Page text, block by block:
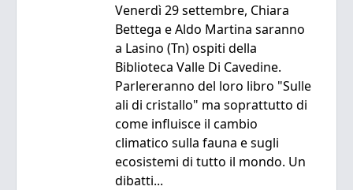
Venerdì 29 settembre, Chiara
Bettega e Aldo Martina saranno
a Lasino (Tn) ospiti della
Biblioteca Valle Di Cavedine.
Parlereranno del loro libro "Sulle
ali di cristallo" ma soprattutto di
come influisce il cambio
climatico sulla fauna e sugli
ecosistemi di tutto il mondo. Un
dibatti...